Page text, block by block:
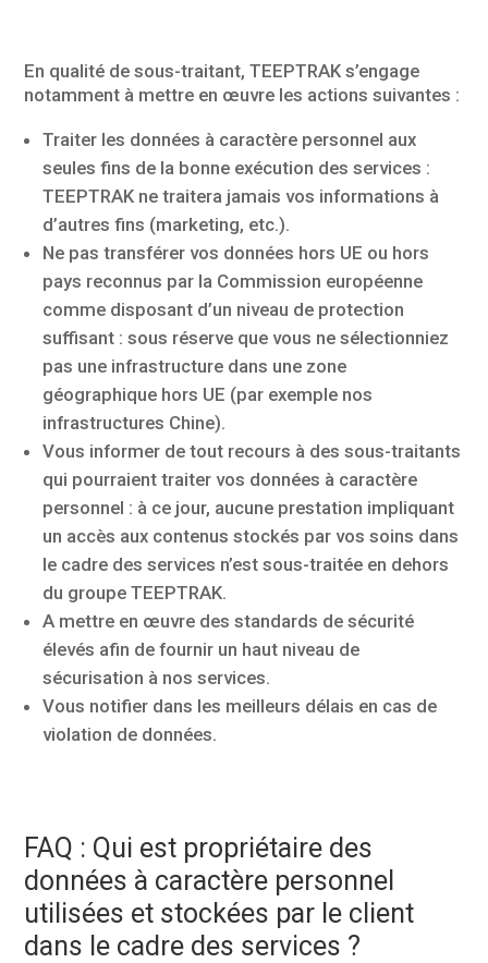
En qualité de sous-traitant, TEEPTRAK s’engage
notamment à mettre en œuvre les actions suivantes :
Traiter les données à caractère personnel aux
seules fins de la bonne exécution des services :
TEEPTRAK ne traitera jamais vos informations à
d’autres fins (marketing, etc.).
Ne pas transférer vos données hors UE ou hors
pays reconnus par la Commission européenne
comme disposant d’un niveau de protection
suffisant : sous réserve que vous ne sélectionniez
pas une infrastructure dans une zone
géographique hors UE (par exemple nos
infrastructures Chine).
Vous informer de tout recours à des sous-traitants
qui pourraient traiter vos données à caractère
personnel : à ce jour, aucune prestation impliquant
un accès aux contenus stockés par vos soins dans
le cadre des services n’est sous-traitée en dehors
du groupe TEEPTRAK.
A mettre en œuvre des standards de sécurité
élevés afin de fournir un haut niveau de
sécurisation à nos services.
Vous notifier dans les meilleurs délais en cas de
violation de données.
FAQ : Qui est propriétaire des
données à caractère personnel
utilisées et stockées par le client
dans le cadre des services ?